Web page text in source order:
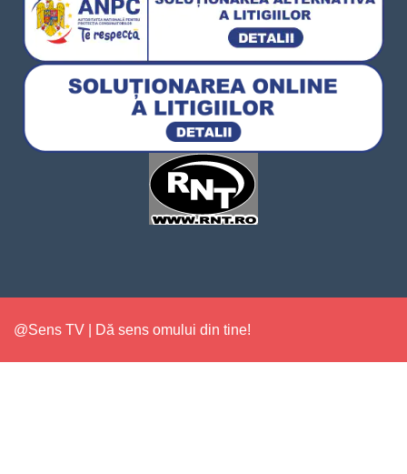
@Sens TV | Dă sens omului din tine!